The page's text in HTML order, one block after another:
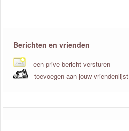
Berichten en vrienden
een prive bericht versturen
toevoegen aan jouw vriendenlijst